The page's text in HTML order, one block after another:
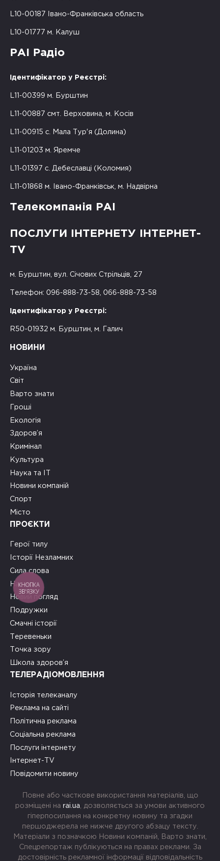
L10-00187 Івано-Франківська область
L10-01777 м. Калуш
РАІ Радіо
Ідентифікатор у Реєстрі:
L11-00399 м. Бурштин
L11-00887 смт. Верховина, м. Косів
L11-00915 с. Мала Тур'я (Долина)
L11-01203 м. Яремче
L11-01397 с. Дебеславці (Коломия)
L11-01868 м. Івано-Франківськ, м. Надвірна
Телекомпанія РАІ
ПОСЛУГИ ІНТЕРНЕТУ ІНТЕРНЕТ-
TV
м. Бурштин, вул. Січових Стрільців, 27
Телефон: 096-888-73-58, 066-888-73-58
Ідентифікатор у Реєстрі:
R50-01932 м. Бурштин, м. Галич
НОВИНИ
Україна
Світ
Варто знати
Гроші
Екологія
Здоров’я
Кримінал
Культура
Наука та ІТ
Новини компаній
Спорт
Місто
ПРОЄКТИ
Герої тилу
Історії Незламних
Сила слова
На часі
Новий погляд
Подружки
Смачні історії
Теревеньки
Точка зору
Школа здоров’я
ТЕЛЕРАДІОМОВЛЕННЯ
Історія телеканалу
Реклама на сайті
Політична реклама
Соціальна реклама
Послуги інтернету
Інтернет-TV
Повідомити новину
Повне або часткове використання матеріалів, що
розміщені на rai.ua , дозволяється за умови активного
гіперпосилання на конкретну новину та згадки
першоджерела не нижче другого абзацу тексту.
Матеріали з позначкою Новини компаній, Варто знати,
Спецрепортаж публікуються на правах реклами. За
достовірність рекламної інформації відповідальність
КНОПКА
ЗВ'ЯЗКУ